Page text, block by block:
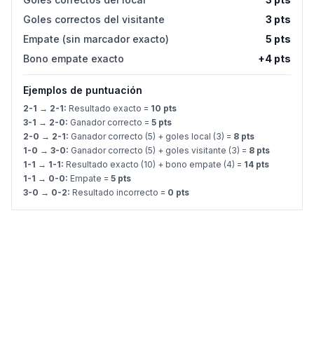
Goles correctos del visitante
3 pts
Empate (sin marcador exacto)
5 pts
Bono empate exacto
+4 pts
Ejemplos de puntuación
2-1 → 2-1: Resultado exacto = 10 pts
3-1 → 2-0: Ganador correcto = 5 pts
2-0 → 2-1: Ganador correcto (5) + goles local (3) = 8 pts
1-0 → 3-0: Ganador correcto (5) + goles visitante (3) = 8 pts
1-1 → 1-1: Resultado exacto (10) + bono empate (4) = 14 pts
1-1 → 0-0: Empate = 5 pts
3-0 → 0-2: Resultado incorrecto = 0 pts